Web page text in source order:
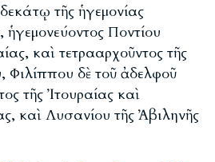
τῆς ἡγεμονίας
Ποντίου
καὶ τετρααρχοῦντος τῆς
δὲ τοῦ ἀδελφοῦ
τῆς Ἰτουραίας καὶ
καὶ Λυσανίου τῆς Ἀβιληνῆς